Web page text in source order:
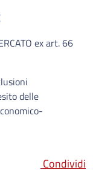
ex art. 66
delle
Condividi